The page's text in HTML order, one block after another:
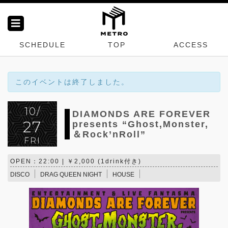
SCHEDULE TOP ACCESS
このイベントは終了しました。
10/
27
FRI
DIAMONDS ARE FOREVER
presents “Ghost,Monster,
＆Rock’nRoll”
OPEN：22:00 | ￥2,000 (1drink付き)
DISCO
DRAG QUEEN NIGHT HOUSE